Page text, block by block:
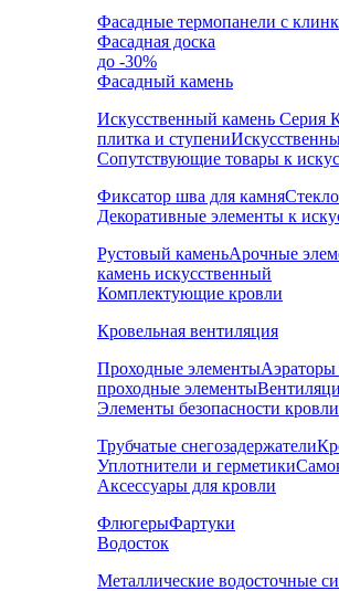
Фасадные термопанели с
Фасадная доска
до -30%
Фасадный камень
Искусственный камень Серия
плитка и ступени
Сопутствующие товары к
Фиксатор шва для камня
Декоративные элементы к
Рустовый каменьАрочные
камень искусственный
Комплектующие кровли
Кровельная вентиляция
Проходные элементы
проходные элементы
Элементы безопасности кровли
Трубчатые снегозадержатели
Уплотнители и герметики
Аксессуары для кровли
ФлюгерыФартуки
Водосток
Металлические водосточные